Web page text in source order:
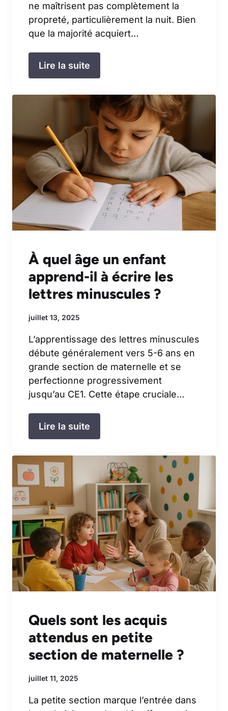
ne maîtrisent pas complètement la
propreté, particulièrement la nuit. Bien
que la majorité acquiert…
Lire la suite
À quel âge un enfant
apprend-il à écrire les
lettres minuscules ?
juillet 13, 2025
L’apprentissage des lettres minuscules
débute généralement vers 5-6 ans en
grande section de maternelle et se
perfectionne progressivement
jusqu’au CE1. Cette étape cruciale…
Lire la suite
Quels sont les acquis
attendus en petite
section de maternelle ?
juillet 11, 2025
La petite section marque l’entrée dans